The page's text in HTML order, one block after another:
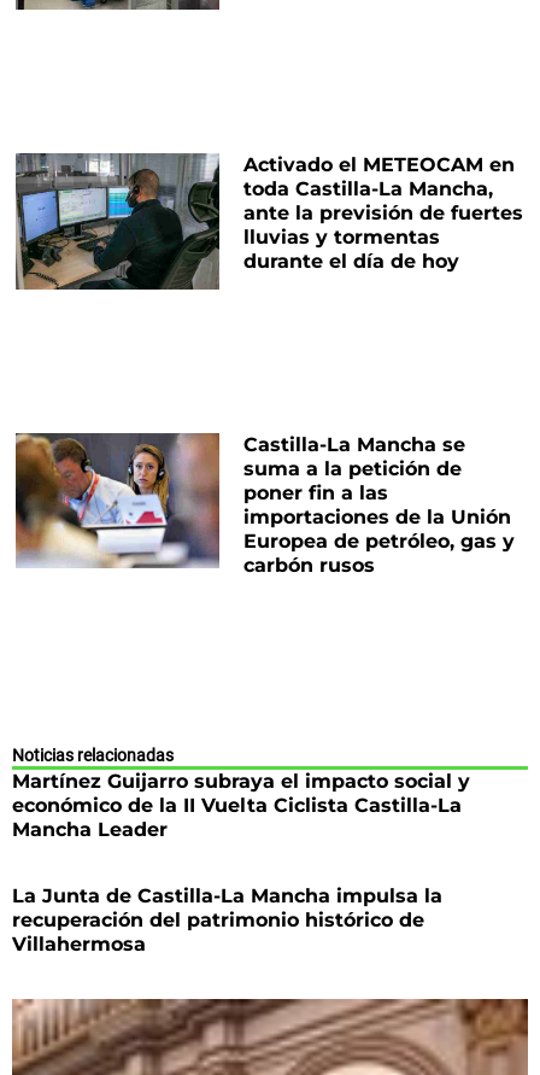
Activado el METEOCAM en
toda Castilla-La Mancha,
ante la previsión de fuertes
lluvias y tormentas
durante el día de hoy
Castilla-La Mancha se
suma a la petición de
poner fin a las
importaciones de la Unión
Europea de petróleo, gas y
carbón rusos
Noticias relacionadas
Martínez Guijarro subraya el impacto social y
económico de la II Vuelta Ciclista Castilla-La
Mancha Leader
La Junta de Castilla-La Mancha impulsa la
recuperación del patrimonio histórico de
Villahermosa